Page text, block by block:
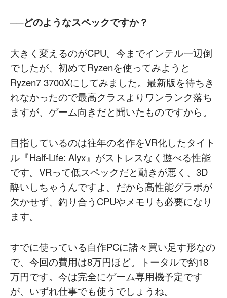
──どのようなスペックですか？
大きく変えるのがCPU。今までインテル一辺倒
でしたが、初めてRyzenを使ってみようと
Ryzen7 3700Xにしてみました。最新版を待ちき
れなかったので最高クラスよりワンランク落ち
ますが、ゲーム向きだと聞いたものですから。
目指しているのは往年の名作をVR化したタイト
ル『Half-Life: Alyx』がストレスなく遊べる性能
です。VRって低スペックだと動きが悪く、3D
酔いしちゃうんですよ。だから高性能グラボが
欠かせず、釣り合うCPUやメモリも必要になり
ます。
すでに使っている自作PCに諸々買い足す形なの
で、今回の費用は8万円ほど。トータルで約18
万円です。今は完全にゲーム専用機予定です
が、いずれ仕事でも使うでしょうね。